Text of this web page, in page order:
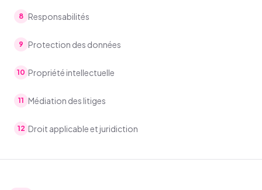
8 Responsabilités
9 Protection des données
10 Propriété intellectuelle
11 Médiation des litiges
12 Droit applicable et juridiction